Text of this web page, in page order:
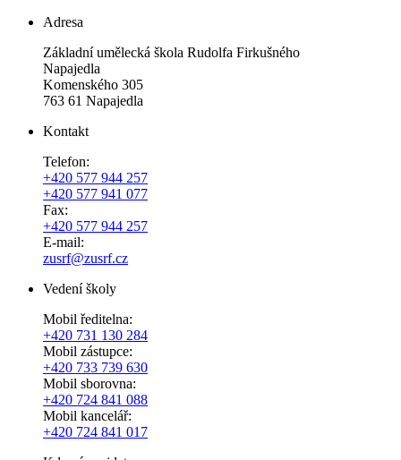
Adresa
Základní umělecká škola Rudolfa Firkušného
Napajedla
Komenského 305
763 61 Napajedla
Kontakt
Telefon:
+420 577 944 257
+420 577 941 077
Fax:
+420 577 944 257
E-mail:
zusrf@zusrf.cz
Vedení školy
Mobil ředitelna:
+420 731 130 284
Mobil zástupce:
+420 733 739 630
Mobil sborovna:
+420 724 841 088
Mobil kancelář:
+420 724 841 017